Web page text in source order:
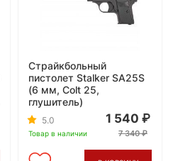
Страйкбольный
пистолет Stalker SA25S
(6 мм, Colt 25,
глушитель)
5.0
Товар в наличии
1 540
7 340